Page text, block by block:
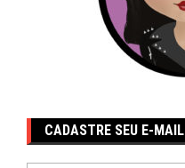
CADASTRE SEU E-MAIL